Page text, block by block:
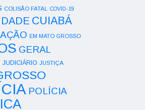
COLISÃO FATAL COVID-19
CUIABÁ
EM MATO GROSSO
GERAL
JUDICIÁRIO JUSTIÇA
POLÍCIA